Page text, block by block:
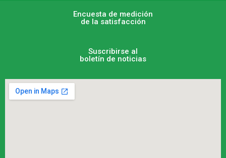
Encuesta de medición
de la satisfacción
Suscribirse al
boletín de noticias